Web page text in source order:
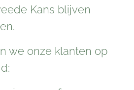
Kans blijven
💚
we onze klanten op